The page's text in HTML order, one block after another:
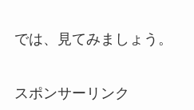
では、見てみましょう。
スポンサーリンク